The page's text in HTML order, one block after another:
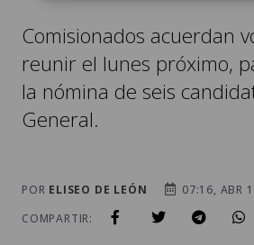
Comisionados acuerdan
reunir el lunes próximo,
la nómina de seis
General.
POR ELISEO DE LEÓN
07:16, ABR
COMPARTIR: